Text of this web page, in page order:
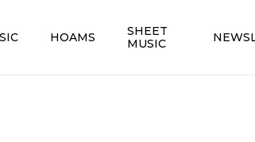
HOAMS
SHEET
MUSIC